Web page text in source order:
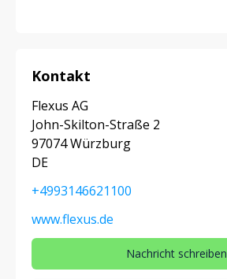
Kontakt
Flexus AG
John-Skilton-Straße 2
97074 Würzburg
DE
+4993146621100
www.flexus.de
Nachricht schreiben